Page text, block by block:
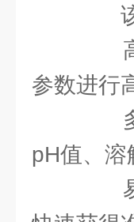
该
高
参数进行
多
pH值、溶
易